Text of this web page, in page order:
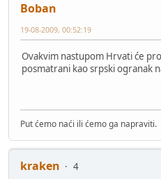
Boban
19-08-2009, 00:52:19
Ovakvim nastupom Hrvati će
posmatrani kao srpski ogranak
Put ćemo naći ili ćemo ga napraviti.
kraken
4